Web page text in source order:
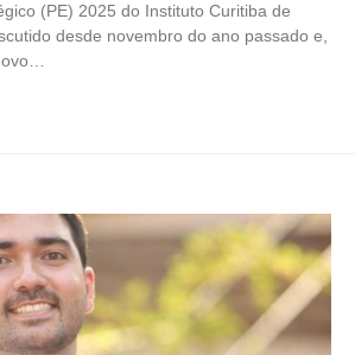
(PE) 2025 do Instituto Curitiba de
desde novembro do ano passado e,